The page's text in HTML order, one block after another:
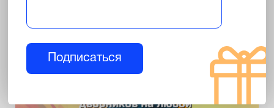
Подписаться